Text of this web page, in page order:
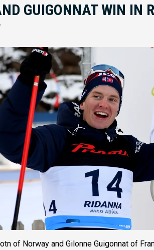
GUIGONNAT WIN IN
of Norway and Gilonne Guigonnat of